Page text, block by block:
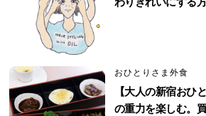
おひとりさま外食
【大人の新宿おひ
の重力を楽しむ。